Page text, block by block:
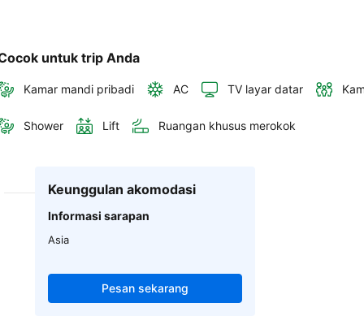
untuk trip Anda
Kamar mandi pribadi AC TV layar datar
Shower Lift Ruangan khusus merokok
Keunggulan akomodasi
Informasi sarapan
Asia
Pesan sekarang